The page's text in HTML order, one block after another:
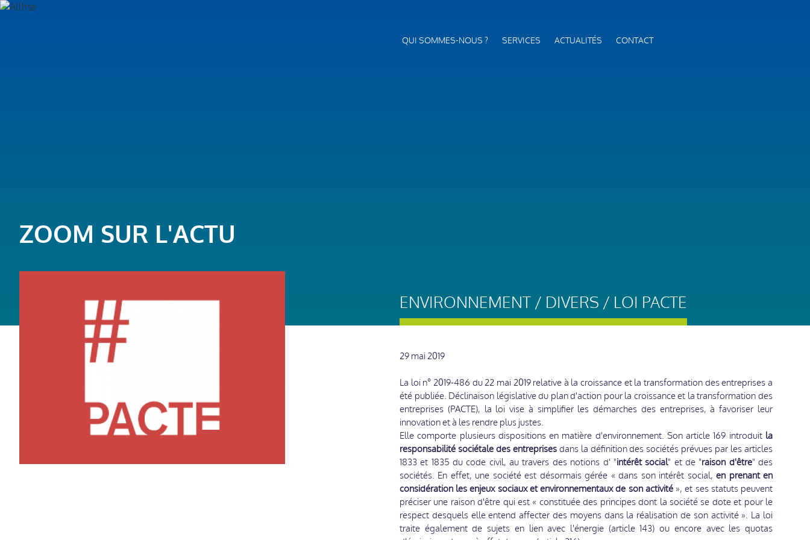
QUI SOMMES-NOUS ? SERVICES ACTUALITÉS CONTACT
ENVIRONNEMENT / DIVERS / LOI PACTE
ZOOM SUR L'ACTU
29 mai 2019
La loi n° 2019-486 du 22 mai 2019 relative à la croissance et la transformation des entreprises a
été publiée. Déclinaison législative du plan d'action pour la croissance et la transformation des
entreprises (PACTE), la loi vise à simplifier les démarches des entreprises, à favoriser leur
innovation et à les rendre plus justes.
Elle comporte plusieurs dispositions en matière d'environnement. Son article 169 introduit la
responsabilité sociétale des entreprisesdans la définition des sociétés prévues par les articles
1833 et 1835 du code civil, au travers des notions d' "intérêt social" et de "raison d'être" des
sociétés. En effet, une société est désormais gérée « dans son intérêt social,en prenant en
considération les enjeux sociaux et environnementaux de son activité», et ses statuts peuvent
préciser une raison d'être qui est « constituée des principes dont la société se dote et pour le
respect desquels elle entend affecter des moyens dans la réalisation de son activité ». La loi
traite également de sujets en lien avec l'énergie (article 143) ou encore avec les quotas